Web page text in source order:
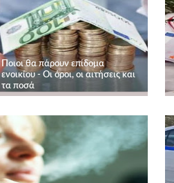
Ποιοι θα πάρουν επίδομα
ενοικίου - Οι όροι, οι αιτήσεις και
τα ποσά